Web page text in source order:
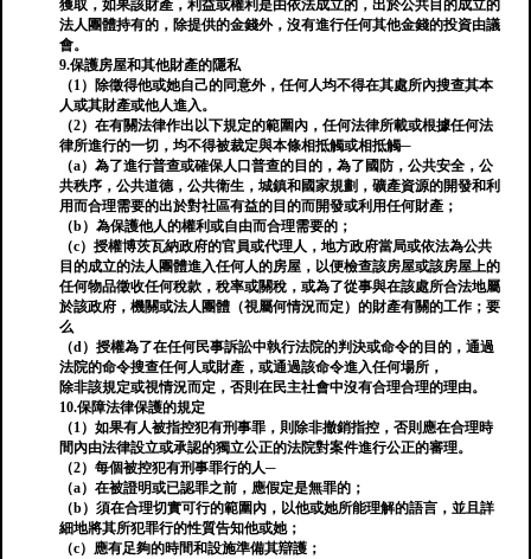
獲取，如果該財產，利益或權利是由依法成立的，出於公共目的成立的
法人團體持有的，除提供的金錢外，沒有進行任何其他金錢的投資由議
會。
9.保護房屋和其他財產的隱私
（1）除徵得他或她自己的同意外，任何人均不得在其處所內搜查其本
人或其財產或他人進入。
（2）在有關法律作出以下規定的範圍內，任何法律所載或根據任何法
律所進行的一切，均不得被裁定與本條相抵觸或相抵觸─
（a）為了進行普查或確保人口普查的目的，為了國防，公共安全，公
共秩序，公共道德，公共衛生，城鎮和國家規劃，礦產資源的開發和利
用而合理需要的出於對社區有益的目的而開發或利用任何財產；
（b）為保護他人的權利或自由而合理需要的；
（c）授權博茨瓦納政府的官員或代理人，地方政府當局或依法為公共
目的成立的法人團體進入任何人的房屋，以便檢查該房屋或該房屋上的
任何物品徵收任何稅款，稅率或關稅，或為了從事與在該處所合法地屬
於該政府，機關或法人團體（視屬何情況而定）的財產有關的工作；要
么
（d）授權為了在任何民事訴訟中執行法院的判決或命令的目的，通過
法院的命令搜查任何人或財產，或通過該命令進入任何場所，
除非該規定或視情況而定，否則在民主社會中沒有合理合理的理由。
10.保障法律保護的規定
（1）如果有人被指控犯有刑事罪，則除非撤銷指控，否則應在合理時
間內由法律設立或承認的獨立公正的法院對案件進行公正的審理。
（2）每個被控犯有刑事罪行的人─
（a）在被證明或已認罪之前，應假定是無罪的；
（b）須在合理切實可行的範圍內，以他或她所能理解的語言，並且詳
細地將其所犯罪行的性質告知他或她；
（c）應有足夠的時間和設施準備其辯護；